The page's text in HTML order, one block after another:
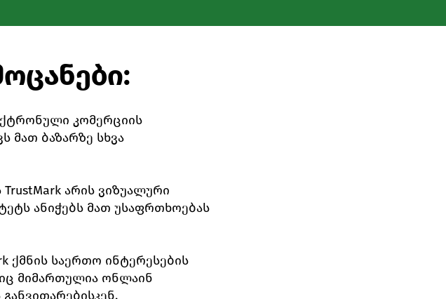
კომერციის
მათ ბაზარზე სხვა
არის ვიზუალური
ანიჭებს მათ უსაფრთხოებას
ქმნის საერთო ინტერესების
მიმართულია ონლაინ